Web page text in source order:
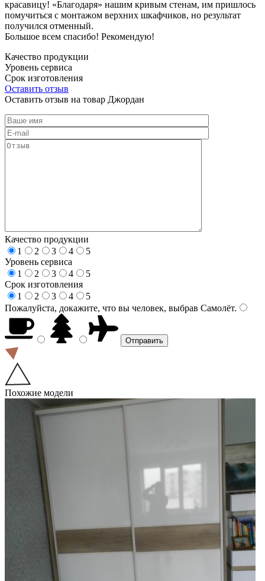
красавицу! «Благодаря» нашим кривым стенам, им пришлось
помучиться с монтажом верхних шкафчиков, но результат
получился отменный.
Большое всем спасибо! Рекомендую!
Качество продукции
Уровень сервиса
Срок изготовления
Оставить отзыв
Оставить отзыв на товар Джордан
Качество продукции
1
2 3 4
5
Уровень сервиса
1
2 3 4
5
Срок изготовления
1
2 3 4
5
Пожалуйста, докажите, что вы человек, выбрав Самолёт.
Похожие модели